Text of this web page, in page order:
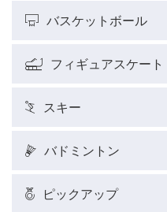
バスケットボール
フィギュアスケート
スキー
バドミントン
ピックアップ